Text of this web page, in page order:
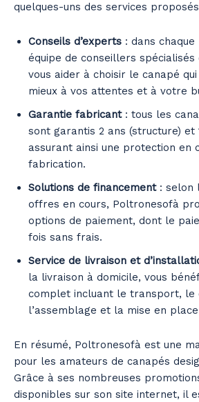
quelques-uns des services
Conseils d’experts : dans chaque
équipe de conseillers
vous aider à choisir le canapé
mieux à vos attentes et à votre
Garantie fabricant: tous les
sont garantis 2 ans (structure) et
assurant ainsi une protection en
fabrication.
Solutions de financement: selon
offres en cours, Poltronesofà
options de paiement, dont le
fois sans frais.
Service de livraison et
la livraison à domicile, vous
complet incluant le transport, le
l’assemblage et la mise en
En résumé, Poltronesofà est une
pour les amateurs de canapés
Grâce à ses nombreuses
disponibles sur son site internet, il